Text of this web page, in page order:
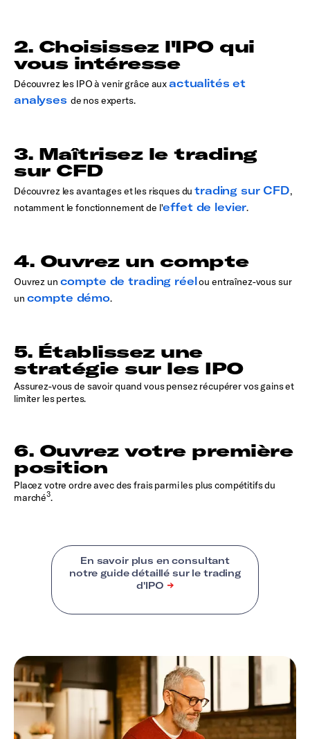
2. Choisissez l'IPO qui
vous intéresse
Découvrez les IPO à venir grâce auxactualités et
analyses de nos experts.
3. Maîtrisez le trading
sur CFD
Découvrez les avantages et les risques dutrading sur CFD,
notamment le fonctionnement de l'effet de levier.
4. Ouvrez un compte
Ouvrez un compte de trading réelou entraînez-vous sur
un compte démo.
5. Établissez une
stratégie sur les IPO
Assurez-vous de savoir quand vous pensez récupérer vos gains et
limiter les pertes.
6. Ouvrez votre première
position
Placez votre ordre avec des frais parmi les plus compétitifs du
marché3.